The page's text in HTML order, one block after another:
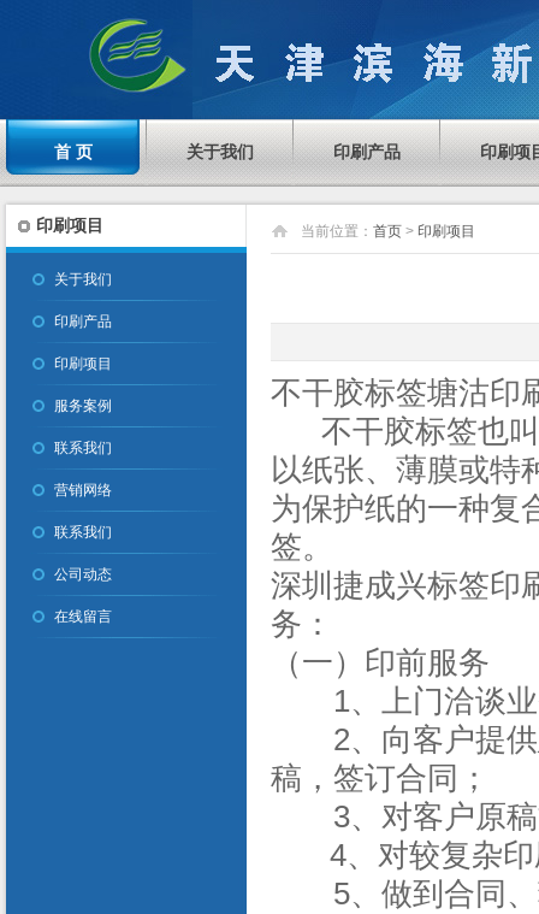
首 页 关于我们 印刷产品 印刷项
印刷项目
关于我们
印刷产品
印刷项目
服务案例
联系我们
营销网络
联系我们
公司动态
在线留言
当前位置： 首页 > 印刷项目
不干胶标签塘沽印
不干胶标签也叫
以纸张、薄膜或特
为保护纸的一种复
签。
深圳捷成兴标签印
务：
（一）印前服务
1、上门洽谈业
2、向客户提供
稿，签订合同；
3、对客户原稿
4、对较复杂印
5、做到合同、